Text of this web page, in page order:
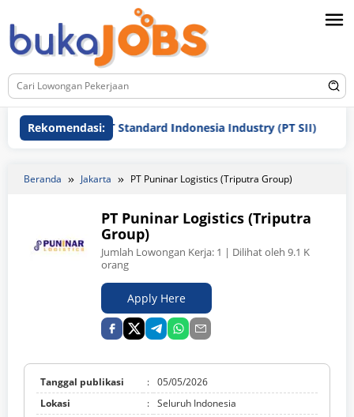
ke
konten
Rekomendasi:
PT Standard Indonesia Industry (PT SII)
Beranda Jakarta PT Puninar Logistics (Triputra Group)
PT Puninar Logistics (Triputra
Group)
Jumlah Lowongan Kerja: 1 | Dilihat oleh 9.1 K
orang
Apply Here
Tanggal publikasi : 05/05/2026
Lokasi
: Seluruh Indonesia